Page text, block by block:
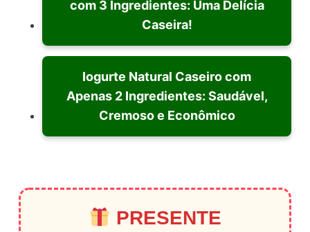
com 3 Ingredientes: Uma Delícia
Caseira!
Iogurte Natural Caseiro com
Apenas 2 Ingredientes: Saudável,
Cremoso e Econômico
PRESENTE